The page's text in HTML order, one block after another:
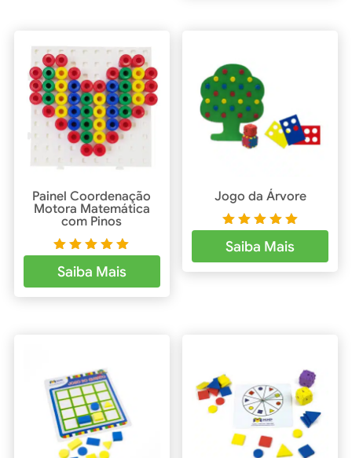
Painel Coordenação
Motora Matemática
com Pinos
o
de 5
Saiba Mais
Jogo da Árvore
o
de 5
Saiba Mais